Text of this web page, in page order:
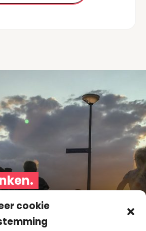
cookie
kansen voor iedereen.